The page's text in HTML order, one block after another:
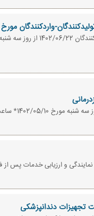
واردکنندگان مورخ 22 شهریور 1402
آغاز می‌گردد.
و ارزیابی خدمات پس
تجهیزات دندانپزشکی